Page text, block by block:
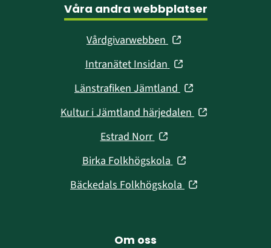
Våra andra webbplatser
Vårdgivarwebben (öppnas
nytt
fönster)
Intranätet Insidan (öppnas
nytt
fönster)
Länstrafiken Jämtland (öppnas
nytt
Kultur i Jämtland härjedalen (öppnas
Estrad Norr (öppnas
nytt
fönster)
Birka Folkhögskola (öppnas
nytt
Bäckedals Folkhögskola (öppnas
Om oss